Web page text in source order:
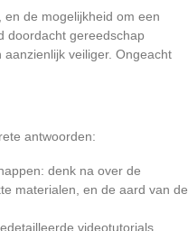
de mogelijkheid om een
doordacht gereedschap
veiliger. Ongeacht
antwoorden:
denk na over de
materialen, en de aard van de
videotutorials,